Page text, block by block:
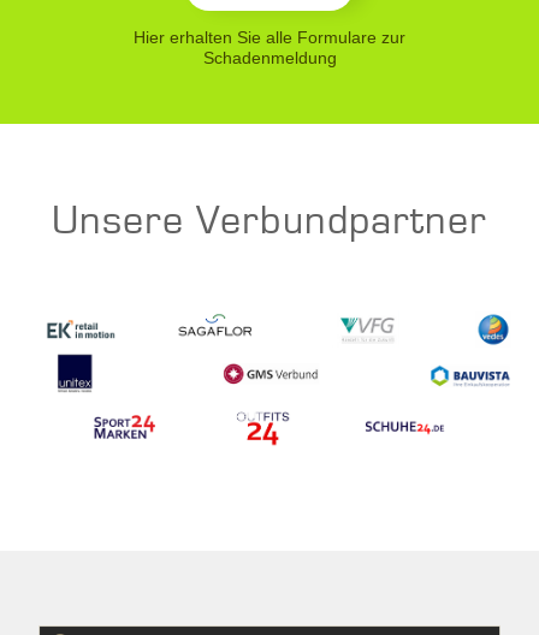
Hier erhalten Sie alle Formulare zur
Schadenmeldung
Unsere Verbundpartner